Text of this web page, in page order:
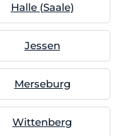
Halle (Saale)
Jessen
Merseburg
Wittenberg